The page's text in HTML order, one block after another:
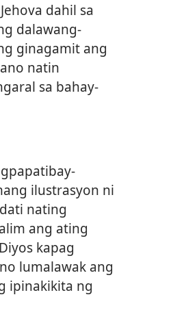
dahil sa
dalawang-
ginagamit ang
natin
sa bahay-
ilustrasyon ni
nating
ang ating
kapag
lumalawak ang
ipinakikita ng